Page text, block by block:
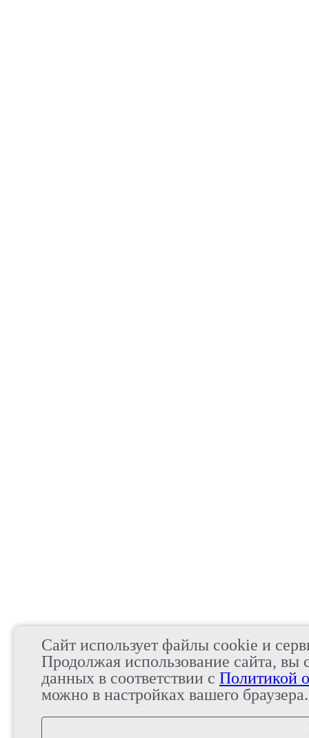
Сайт использует файлы cookie и
Продолжая использование сайта, вы
данных в соответствии с Политикой
можно в настройках вашего браузера.